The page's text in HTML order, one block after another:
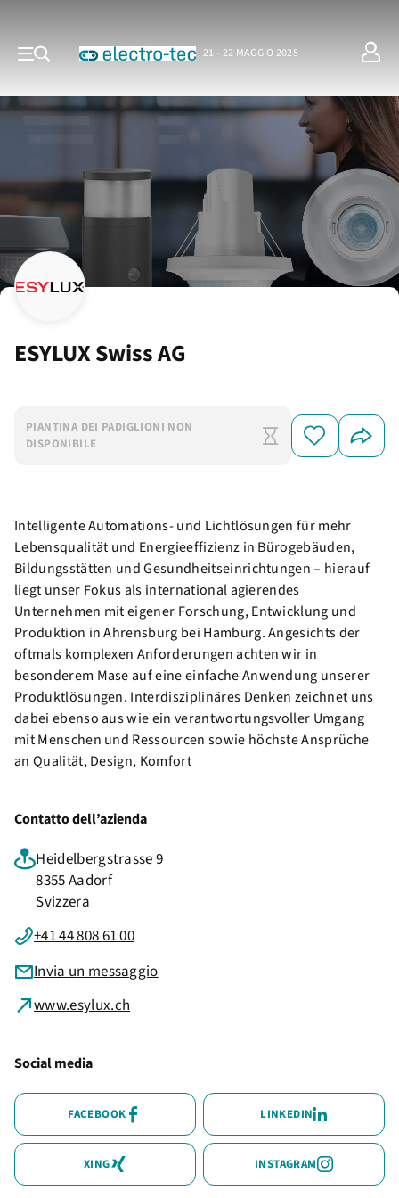
21 - 22 MAGGIO 2025
ESYLUX Swiss AG
PIANTINA DEI PADIGLIONI NON
DISPONIBILE
Intelligente Automations- und Lichtlösungen für mehr
Lebensqualität und Energieeffizienz in Bürogebäuden,
Bildungsstätten und Gesundheitseinrichtungen – hierauf
liegt unser Fokus als international agierendes
Unternehmen mit eigener Forschung, Entwicklung und
Produktion in Ahrensburg bei Hamburg. Angesichts der
oftmals komplexen Anforderungen achten wir in
besonderem Mase auf eine einfache Anwendung unserer
Produktlösungen. Interdisziplinäres Denken zeichnet uns
dabei ebenso aus wie ein verantwortungsvoller Umgang
mit Menschen und Ressourcen sowie höchste Ansprüche
an Qualität, Design, Komfort
Contatto dell’azienda
Heidelbergstrasse 9
8355 Aadorf
Svizzera
+41 44 808 61 00
Invia un messaggio
www.esylux.ch
Social media
FACEBOOK LINKEDIN
XING INSTAGRAM